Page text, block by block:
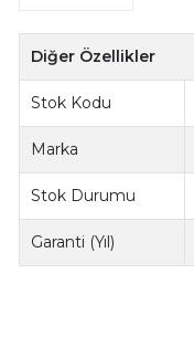
Diğer Özellikler
Stok Kodu
Marka
Stok Durumu
Garanti (Yıl)